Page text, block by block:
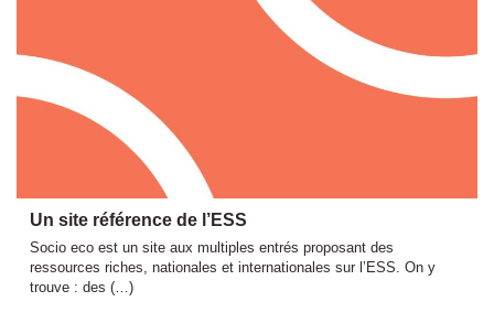
Un site référence de l’ESS
Socio eco est un site aux multiples entrés proposant des
ressources riches, nationales et internationales sur l’ESS. On y
trouve : des (…)